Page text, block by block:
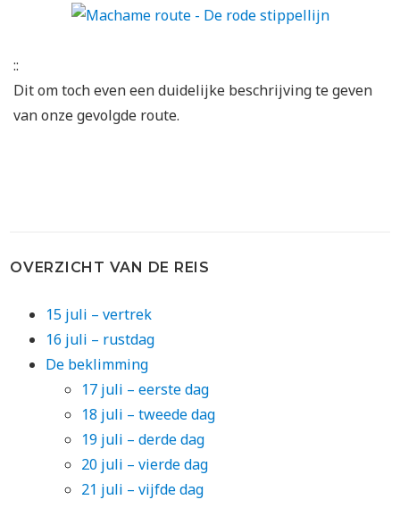
::
Dit om toch even een duidelijke beschrijving te geven
van onze gevolgde route.
OVERZICHT VAN DE REIS
15 juli – vertrek
16 juli – rustdag
De beklimming
17 juli – eerste dag
18 juli – tweede dag
19 juli – derde dag
20 juli – vierde dag
21 juli – vijfde dag